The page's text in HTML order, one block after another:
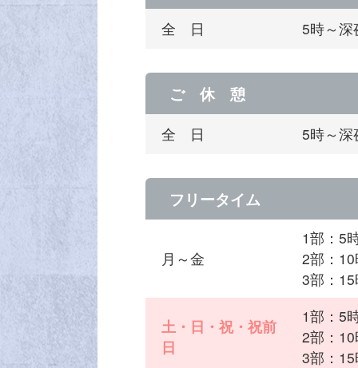
全 日 5時～
ご 休 憩
全 日 5時～
フリータイム
月～金
1部：5
2部：
3部：
土・日・祝・祝前
日
1部：5
2部：
3部：